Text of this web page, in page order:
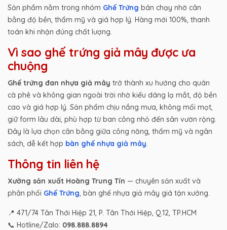
Sản phẩm nằm trong nhóm Ghế Trứng bán chạy nhờ cân
bằng độ bền, thẩm mỹ và giá hợp lý. Hàng mới 100%, thanh
toán khi nhận đúng chất lượng.
Vì sao ghế trứng giả mây được ưa
chuộng
Ghế trứng đan nhựa giả mây trở thành xu hướng cho quán
cà phê và không gian ngoài trời nhờ kiểu dáng lạ mắt, độ bền
cao và giá hợp lý. Sản phẩm chịu nắng mưa, không mối mọt,
giữ form lâu dài, phù hợp từ ban công nhỏ đến sân vườn rộng.
Đây là lựa chọn cân bằng giữa công năng, thẩm mỹ và ngân
sách, dễ kết hợp bàn ghế nhựa giả mây
Thông tin liên hệ
Xưởng sản xuất Hoàng Trung Tín — chuyên sản xuất và
phân phối Ghế Trứng , bàn ghế nhựa giả mây giá tận xưởng.
📍 471/74 Tân Thới Hiệp 21, P. Tân Thới Hiệp, Q.12, TP.HCM
📞 Hotline/Zalo: 098.888.8894